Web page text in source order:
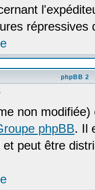
répressives
phpBB 2
non
phpBB. Il
peut être